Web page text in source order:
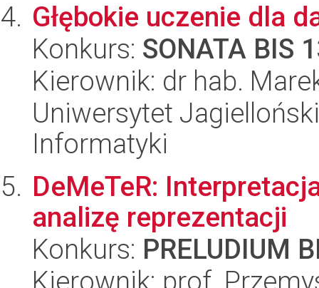
Głębokie uczenie dla
Konkurs: SONATA BIS
Kierownik: dr hab.
Uniwersytet
Informatyki
DeMeTeR:
analizę reprezentacji
Konkurs: PRELUDIUM
Kierownik: prof.